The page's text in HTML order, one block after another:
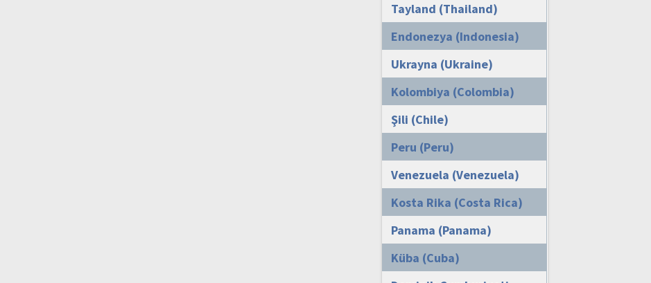
Tayland (Thailand)
Endonezya (Indonesia)
Ukrayna (Ukraine)
Kolombiya (Colombia)
Şili (Chile)
Peru (Peru)
Venezuela (Venezuela)
Kosta Rika (Costa Rica)
Panama (Panama)
Küba (Cuba)